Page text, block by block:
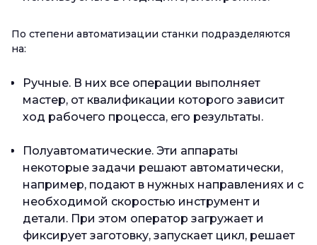
По степени автоматизации станки подразделяются
на:
Ручные. В них все операции выполняет
мастер, от квалификации которого зависит
ход рабочего процесса, его результаты.
Полуавтоматические. Эти аппараты
некоторые задачи решают автоматически,
например, подают в нужных направлениях и с
необходимой скоростью инструмент и
детали. При этом оператор загружает и
фиксирует заготовку, запускает цикл, решает